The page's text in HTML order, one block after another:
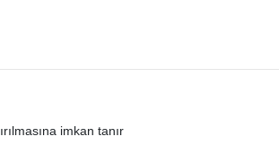
imkan tanır